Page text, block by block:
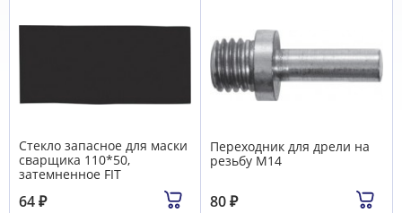
Стекло запасное для маски
сварщика 110*50,
затемненное FIT
64₽
Переходник для дрели на
резьбу М14
80₽